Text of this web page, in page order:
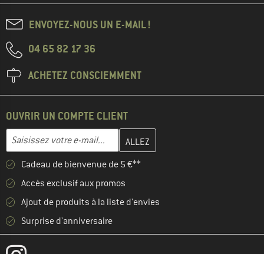
ENVOYEZ-NOUS UN E-MAIL !
04 65 82 17 36
ACHETEZ CONSCIEMMENT
OUVRIR UN COMPTE CLIENT
Adresse e-mail
Entrez votre adresse e-mail ici et créez votre compte client à la
Cadeau de bienvenue de 5 €**
Accès exclusif aux promos
Ajout de produits à la liste d'envies
Surprise d'anniversaire